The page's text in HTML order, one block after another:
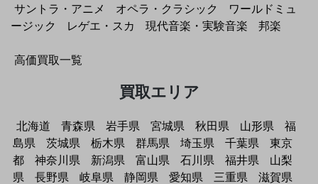
サントラ・アニメ
オペラ・クラシック
ワールドミュ
ージック
レゲエ・スカ 現代音楽・実験音楽 邦楽
高価買取一覧
買取エリア
北海道 青森県 岩手県 宮城県 秋田県 山形県
福
島県
茨城県 栃木県 群馬県 埼玉県 千葉県
東京
都
神奈川県 新潟県 富山県 石川県 福井県
山梨
県
長野県 岐阜県 静岡県 愛知県 三重県
滋賀県